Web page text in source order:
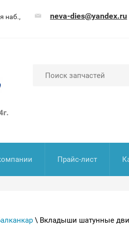
наб.,
neva-dies@yandex.ru
Прайс-лист
\ Вкладыши шатунные